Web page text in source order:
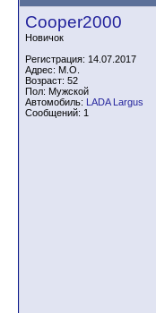
Cooper2000
Новичок
Регистрация: 14.07.2017
Адрес: М.О.
Возраст: 52
Пол: Мужской
Автомобиль: LADA Largus
Сообщений: 1